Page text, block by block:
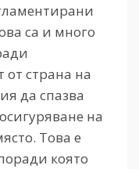
са и много
от страна на
да спазва
на
Това е
която